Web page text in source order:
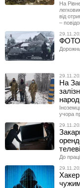
На
від
–
На
учора
До